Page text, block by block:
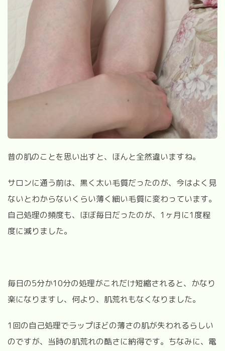
昔の肌のことを思い出すと、ほんと全然違いますね。
サロンに通う前は、黒く太い毛質だったのが、今はよく見
ないとわからないくらい薄く細い毛質に変わっています。
自己処理の頻度も、ほぼ毎日だったのが、1ヶ月に1度程
度に減りました。
毎日の5分か10分の処理がこれだけ短縮されると、かなり
楽になりますし、何より、肌荒れもなくなりました。
1回の自己処理でラップほどの薄さの肌が失われるらしい
のですが、当時の肌荒れの酷さに納得です。ちなみに、電